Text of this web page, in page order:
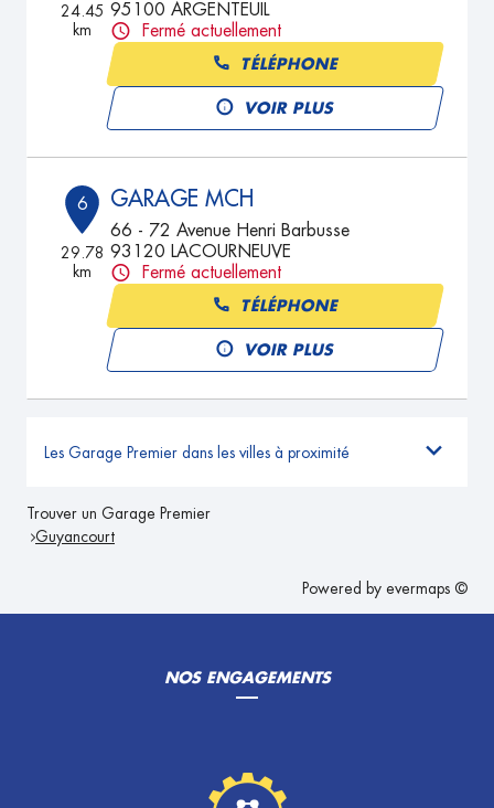
24.45
km
95100 ARGENTEUIL
Fermé actuellement
TÉLÉPHONE
VOIR PLUS
6
29.78
km
GARAGE MCH
66 - 72 Avenue Henri Barbusse
93120 LACOURNEUVE
Fermé actuellement
TÉLÉPHONE
VOIR PLUS
Les Garage Premier dans les villes à proximité
Trouver un Garage Premier
Guyancourt
Powered by evermaps ©
NOS ENGAGEMENTS